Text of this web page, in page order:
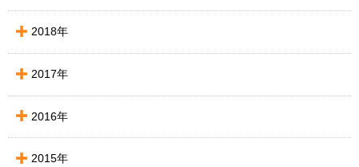
2018年
2017年
2016年
2015年